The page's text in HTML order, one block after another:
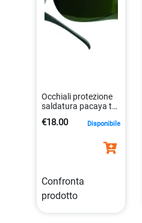
Occhiali protezione
saldatura pacaya t5
deltaplus
€18.00 Disponibile
Confronta
prodotto